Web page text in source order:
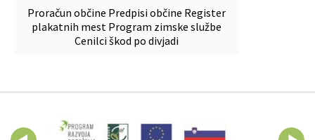
Proračun občine Predpisi občine Register
plakatnih mest Program zimske službe
Cenilci škod po divjadi